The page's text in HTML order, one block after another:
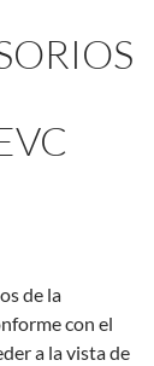
de la
con el
a la vista de